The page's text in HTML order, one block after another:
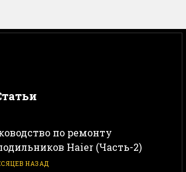
по ремонту
Haier (Часть-2)
НАЗАД